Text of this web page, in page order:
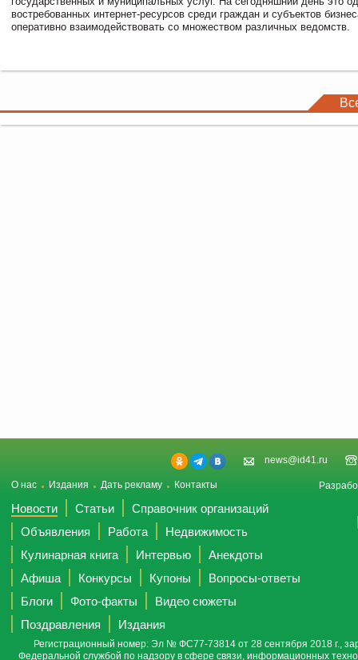
востребованных интернет-ресурсов среди граждан и субъектов
оперативно взаимодействовать со множеством различных ведомств.
news@id41.ru
О нас Издания Дать рекламу Контакты
Новости Статьи
Справочник организаций
Объявления
Работа
Недвижимость
Кулинарная книга
Интервью
Анекдоты
Афиша
Конкурсы Купоны
Вопросы-ответы
Блоги
Фото-факты
Видео сюжеты
Поздравления
Издания
Регистрационный номер: Эл № ФС77-73814 от 28 сентября 2018 г.,
Федеральной службой по надзору в сфере связи, информационных